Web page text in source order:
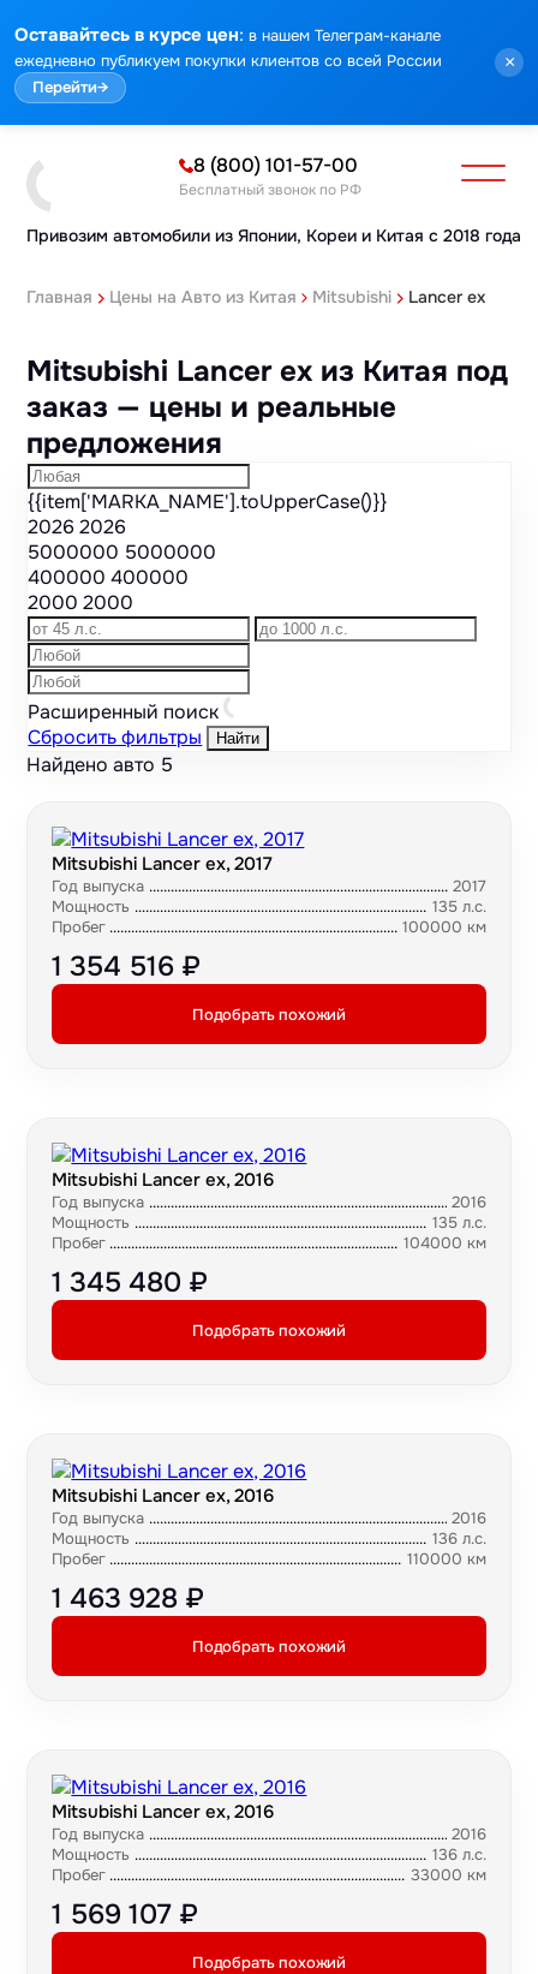
Оставайтесь в курсе цен: в нашем Телеграм-канале
ежедневно публикуем покупки клиентов со всей России
Перейти→
×
Привозим автомобили из Японии, Кореи и Китая с 2018 года
8 (800) 101-57-00
Бесплатный звонок по РФ
Главная Цены на Авто из Китая Mitsubishi Lancer ex
Mitsubishi Lancer ex из Китая под
заказ — цены и реальные
предложения
{{item['MARKA_NAME'].toUpperCase()}}
20262026
5000000 5000000
400000400000
20002000
Расширенный поиск
Сбросить фильтры
Найти
Найдено авто 5
Mitsubishi Lancer ex, 2017
Год выпуска
2017
Мощность
135 л.с.
Пробег
100000 км
1 354 516 ₽
Подобрать похожий
Mitsubishi Lancer ex, 2016
Год выпуска
2016
Мощность
135 л.с.
Пробег
104000 км
1 345 480 ₽
Подобрать похожий
Mitsubishi Lancer ex, 2016
Год выпуска
2016
Мощность
136 л.с.
Пробег
110000 км
1 463 928 ₽
Подобрать похожий
Mitsubishi Lancer ex, 2016
Год выпуска
2016
Мощность
136 л.с.
Пробег
33000 км
1 569 107 ₽
Подобрать похожий